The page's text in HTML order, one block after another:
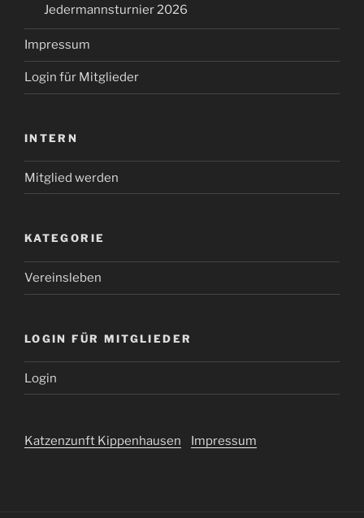
Jedermannsturnier 2026
Impressum
Login für Mitglieder
INTERN
Mitglied werden
KATEGORIE
Vereinsleben
LOGIN FÜR MITGLIEDER
Login
Katzenzunft Kippenhausen Impressum